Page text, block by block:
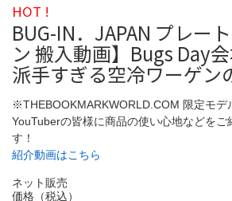
HOT !
BUG-IN．JAPAN プレー
ン 搬入動画】Bugs Day
派手すぎる空冷ワーゲン
※THEBOOKMARKWORLD.COM 限定モデ
YouTuberの皆様に商品の使い心地などをご
す！
紹介動画はこちら
ネット販売
価格（税込）